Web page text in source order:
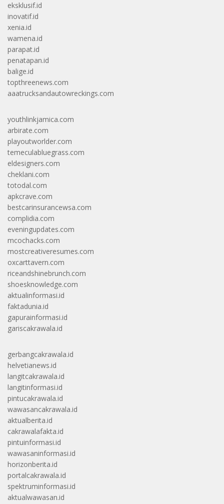
eksklusif.id
inovatif.id
xenia.id
wamena.id
parapat.id
penatapan.id
balige.id
topthreenews.com
aaatrucksandautowreckings.com
youthlinkjamica.com
arbirate.com
playoutworlder.com
temeculabluegrass.com
eldesigners.com
cheklani.com
totodal.com
apkcrave.com
bestcarinsurancewsa.com
complidia.com
eveningupdates.com
mcochacks.com
mostcreativeresumes.com
oxcarttavern.com
riceandshinebrunch.com
shoesknowledge.com
aktualinformasi.id
faktadunia.id
gapurainformasi.id
gariscakrawala.id
gerbangcakrawala.id
helvetianews.id
langitcakrawala.id
langitinformasi.id
pintucakrawala.id
wawasancakrawala.id
aktualberita.id
cakrawalafakta.id
pintuinformasi.id
wawasaninformasi.id
horizonberita.id
portalcakrawala.id
spektruminformasi.id
aktualwawasan.id